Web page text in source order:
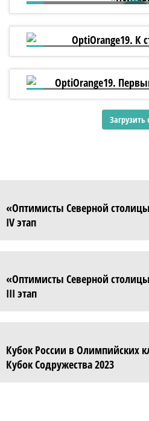
5 лет назад был
корабль «Полтава»!
OptiOrange19. К
OptiOrange19.
Загрузить
«Оптимисты Северной
IV этап
«Оптимисты Северной
III этап
Кубок России в Олимпийских
Кубок Содружества 2023